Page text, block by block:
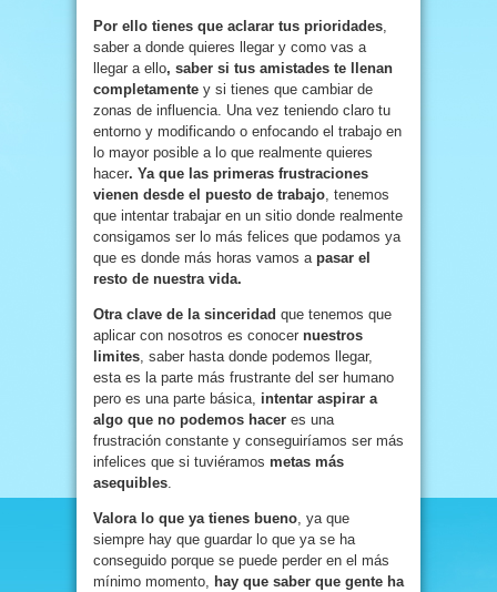
Por ello tienes que aclarar tus prioridades
saber a donde quieres llegar y como vas a
llegar a ello, saber si tus amistades te llenan
completamente y si tienes que cambiar de
zonas de influencia. Una vez teniendo claro tu
entorno y modificando o enfocando el trabajo en
lo mayor posible a lo que realmente quieres
hacer. Ya que las primeras frustraciones
vienen desde el puesto de trabajo , tenemos
que intentar trabajar en un sitio donde realmente
consigamos ser lo más felices que podamos ya
que es donde más horas vamos a pasar el
resto de nuestra vida.
Otra clave de la sinceridad que tenemos que
aplicar con nosotros es conocer nuestros
limites , saber hasta donde podemos llegar,
esta es la parte más frustrante del ser humano
pero es una parte básica, intentar aspirar a
algo que no podemos hacer es una
frustración constante y conseguiríamos ser más
infelices que si tuviéramos metas más
asequibles
Valora lo que ya tienes bueno , ya que
siempre hay que guardar lo que ya se ha
conseguido porque se puede perder en el más
mínimo momento, hay que saber que gente ha